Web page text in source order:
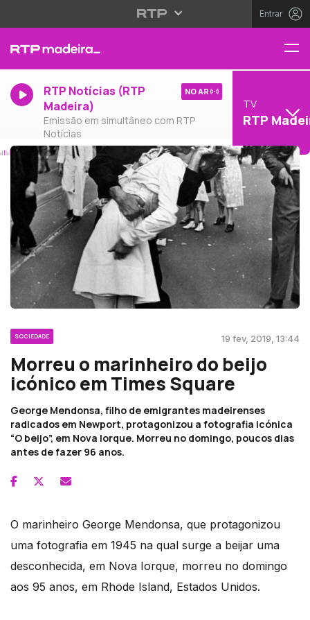
Entrar
RTP Notícias (RTP
Madeira)
Emissão em simultâneo com RTP
Notícias
NO AR
TV
RTP
SOCIEDADE 19 fev, 2019, 13:44
Morreu o marinheiro do beijo
icónico em Times Square
George Mendonsa, filho de emigrantes madeirenses
radicados em Newport, protagonizou a fotografia icónica
“O beijo”, em Nova Iorque. Morreu no domingo, poucos dias
antes de fazer 96 anos.
O marinheiro George Mendonsa, que protagonizou
uma fotografia em 1945 na qual surge a beijar uma
desconhecida, em Nova Iorque, morreu no domingo
aos 95 anos, em Rhode Island, Estados Unidos.